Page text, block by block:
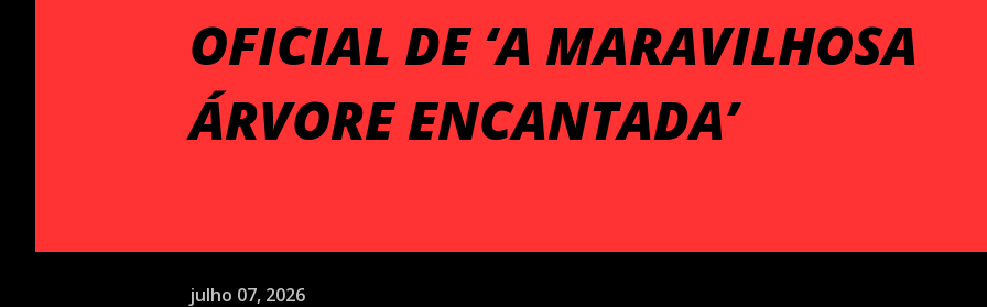
OFICIAL DE ‘A MARAVILHOSA
ÁRVORE ENCANTADA’
julho 07, 2026